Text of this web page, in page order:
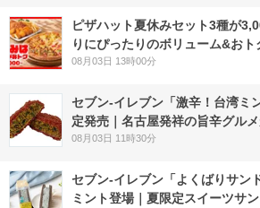
ピザハット夏休みセット3種が
りにぴったりのボリューム&お
08月03日 13時00分
セブン-イレブン「激辛！台湾ミ
定発売｜名古屋発祥の旨辛グル
08月03日 11時30分
セブン‐イレブン「よくばりサン
ミント登場｜夏限定スイーツサ